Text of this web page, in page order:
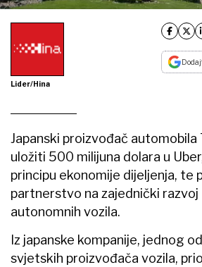
Lider/Hina
Japanski proizvođač automobila
uložiti 500 milijuna dolara u
principu ekonomije dijeljenja, te
partnerstvo na zajednički razvoj
autonomnih vozila.
Iz japanske kompanije, jednog
svjetskih proizvođača vozila,